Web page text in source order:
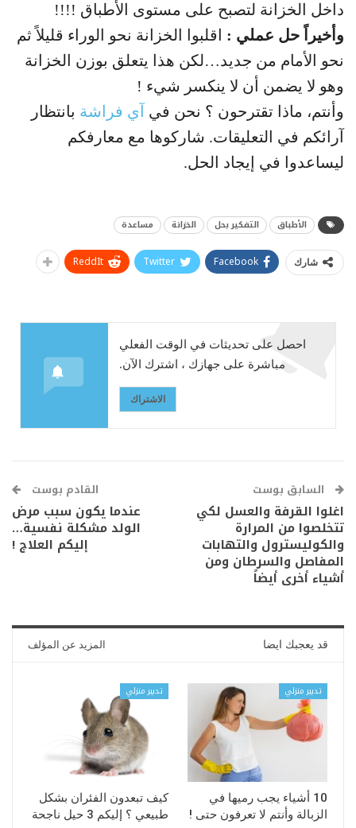
داخل الخزانة لتصبح على مستوى الأطباق !!!!
وأخيراً حل عملي : اقلبوا الخزانة نحو الوراء قليلاً ثم
نحو الأمام من جديد…لكن هذا يتعلق بوزن الخزانة
وهو لا يضمن أن لا ينكسر شيء !
وأنتم، ماذا تقترحون ؟ نحن في آي فراشة بانتظار
آرائكم في التعليقات. شاركوها مع معارفكم
ليساعدوا في إيجاد الحل.
الأطباق التفكير بحل الخزانة مساعدة
شارك Facebook
Twitter
ReddIt
احصل على تحديثات في الوقت الفعلي
مباشرة على جهازك ، اشترك الآن.
الاشتراك
السابق بوست
اغلوا القرفة والعسل لكي
تتخلصوا من المرارة
والكوليسترول والتهابات
المفاصل والسرطان ومن
أشياء أخرى أيضاً
القادم بوست
عندما يكون سبب مرض
الولد مشكلة نفسية…
إليكم العلاج !
قد يعجبك ايضا المزيد عن المؤلف
تدبير منزلي
10 أشياء يجب رميها في
الزبالة وأنتم لا تعرفون حتى !
تدبير منزلي
كيف تبعدون الفئران بشكل
طبيعي ؟ إليكم 3 حيل ناجحة